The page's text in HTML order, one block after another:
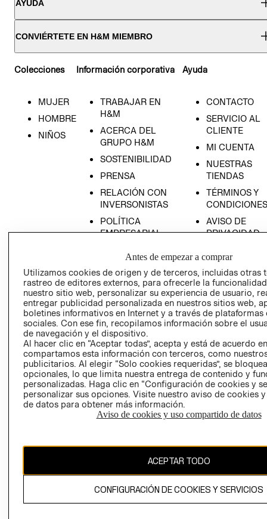
AYUDA
CONVIÉRTETE EN H&M MIEMBRO
Colecciones
MUJER
HOMBRE
NIÑOS
Información corporativa
TRABAJAR EN
H&M
ACERCA DEL
GRUPO H&M
SOSTENIBILIDAD
PRENSA
RELACIÓN CON
INVERSONISTAS
POLÍTICA
EMPRESARIAL
Ayuda
CONTACTO
SERVICIO AL
CLIENTE
MI CUENTA
NUESTRAS
TIENDAS
TÉRMINOS Y
CONDICIONES
AVISO DE
PRIVACIDAD
COOKIES
LIBRO DE
Ecuador ($)
CAMBIAR REGIÓN
El contenido de esta página web está protegido por copyright y es
propiedad de H&M Hennes & Mauritz AB.
Antes de empezar a comprar
Utilizamos cookies de origen y de terceros, incluidas otras
rastreo de editores externos, para ofrecerle la
nuestro sitio web, personalizar su experiencia de usuario,
entregar publicidad personalizada en nuestros sitios web,
boletines informativos en Internet y a través de plataformas
sociales. Con ese fin, recopilamos información sobre el
de navegación y el dispositivo.
Al hacer clic en “Aceptar todas”, acepta y está de acuerdo
compartamos esta información con terceros, como
publicitarios. Al elegir “Solo cookies requeridas”, se
opcionales, lo que limita nuestra entrega de contenido y
personalizadas. Haga clic en “Configuración de cookies y
personalizar sus opciones. Visite nuestro aviso de cookies
de datos para obtener más información.
Aviso de cookies y uso compartido de datos
ACEPTAR TODO
CONFIGURACIÓN DE COOKIES Y SERVICIOS